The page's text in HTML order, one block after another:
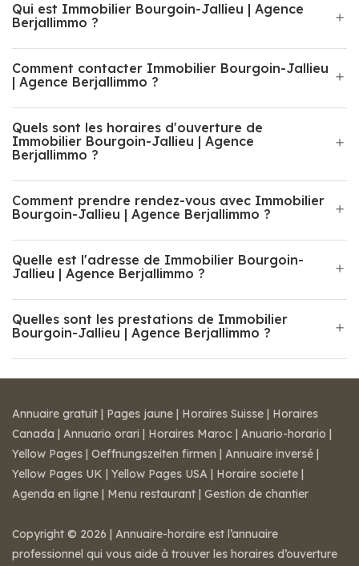
Qui est Immobilier Bourgoin-Jallieu | Agence
Berjallimmo ?
Comment contacter Immobilier Bourgoin-Jallieu
| Agence Berjallimmo ?
Quels sont les horaires d'ouverture de
Immobilier Bourgoin-Jallieu | Agence
Berjallimmo ?
Comment prendre rendez-vous avec Immobilier
Bourgoin-Jallieu | Agence Berjallimmo ?
Quelle est l'adresse de Immobilier Bourgoin-
Jallieu | Agence Berjallimmo ?
Quelles sont les prestations de Immobilier
Bourgoin-Jallieu | Agence Berjallimmo ?
Annuaire gratuit | Pages jaune | Horaires Suisse | Horaires
Canada | Annuario orari | Horaires Maroc | Anuario-horario |
Yellow Pages | Oeffnungszeiten firmen | Annuaire inversé |
Yellow Pages UK | Yellow Pages USA | Horaire societe |
Agenda en ligne | Menu restaurant | Gestion de chantier
Copyright © 2026 | Annuaire-horaire est l’annuaire
professionnel qui vous aide à trouver les horaires d’ouverture